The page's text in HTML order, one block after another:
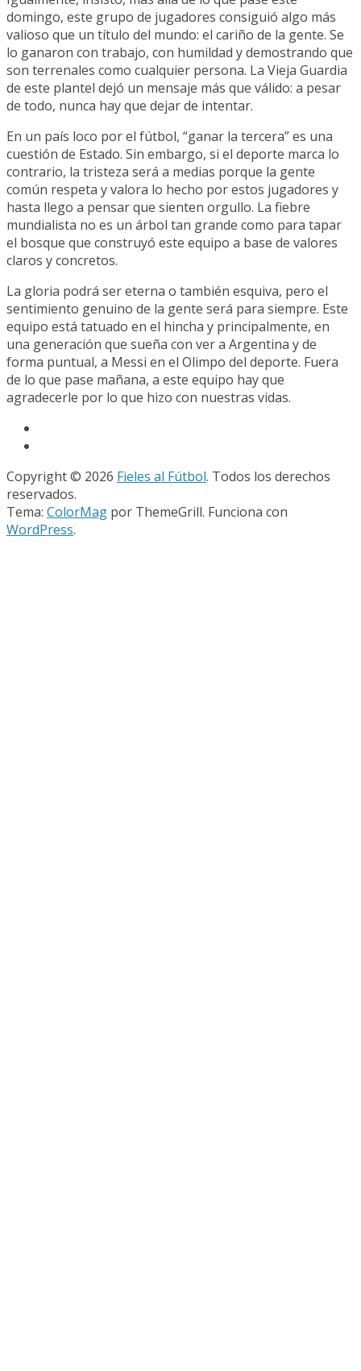
domingo, este grupo de jugadores consiguió algo más
valioso que un título del mundo: el cariño de la gente. Se
lo ganaron con trabajo, con humildad y demostrando que
son terrenales como cualquier persona. La Vieja Guardia
de este plantel dejó un mensaje más que válido: a pesar
de todo, nunca hay que dejar de intentar.
En un país loco por el fútbol, “ganar la tercera” es una
cuestión de Estado. Sin embargo, si el deporte marca lo
contrario, la tristeza será a medias porque la gente
común respeta y valora lo hecho por estos jugadores y
hasta llego a pensar que sienten orgullo. La fiebre
mundialista no es un árbol tan grande como para tapar
el bosque que construyó este equipo a base de valores
claros y concretos.
La gloria podrá ser eterna o también esquiva, pero el
sentimiento genuino de la gente será para siempre. Este
equipo está tatuado en el hincha y principalmente, en
una generación que sueña con ver a Argentina y de
forma puntual, a Messi en el Olimpo del deporte. Fuera
de lo que pase mañana, a este equipo hay que
agradecerle por lo que hizo con nuestras vidas.
Copyright © 2026 Fieles al Fútbol. Todos los derechos
reservados.
Tema: ColorMag por ThemeGrill. Funciona con
WordPress.